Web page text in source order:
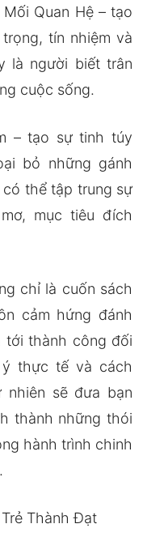
Quan Hệ – tạo
tín nhiệm và
là người biết trân
cuộc sống.
– tạo sự tinh túy
bỏ những gánh
thể tập trung sự
mục tiêu đích
chỉ là cuốn sách
cảm hứng đánh
tới thành công đối
thực tế và cách
sẽ đưa bạn
thành những thói
hành trình chinh
Thành Đạt